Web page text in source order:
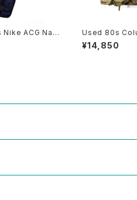
ACG Nav
2Way Sacoch
Used 80s
ng Gimmick
Size L 相当 古着
¥14,850